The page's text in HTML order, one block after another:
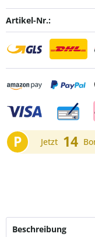
Artikel-Nr.:
P Jetzt 14
Beschreibung